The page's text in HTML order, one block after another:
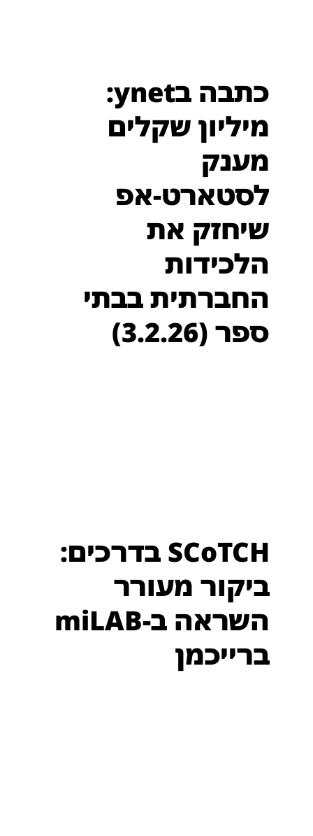
כתבה בynet:
מיליון שקלים
מענק
לסטארט-אפ
שיחזק את
הלכידות
החברתית בבתי
ספר (3.2.26)
SCoTCH בדרכים:
ביקור מעורר
השראה ב-miLAB
ברייכמן